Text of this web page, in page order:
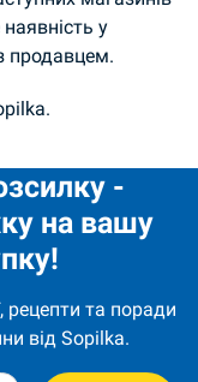
у
продавцем.
-
на вашу
рецепти та поради
від Sopilka.